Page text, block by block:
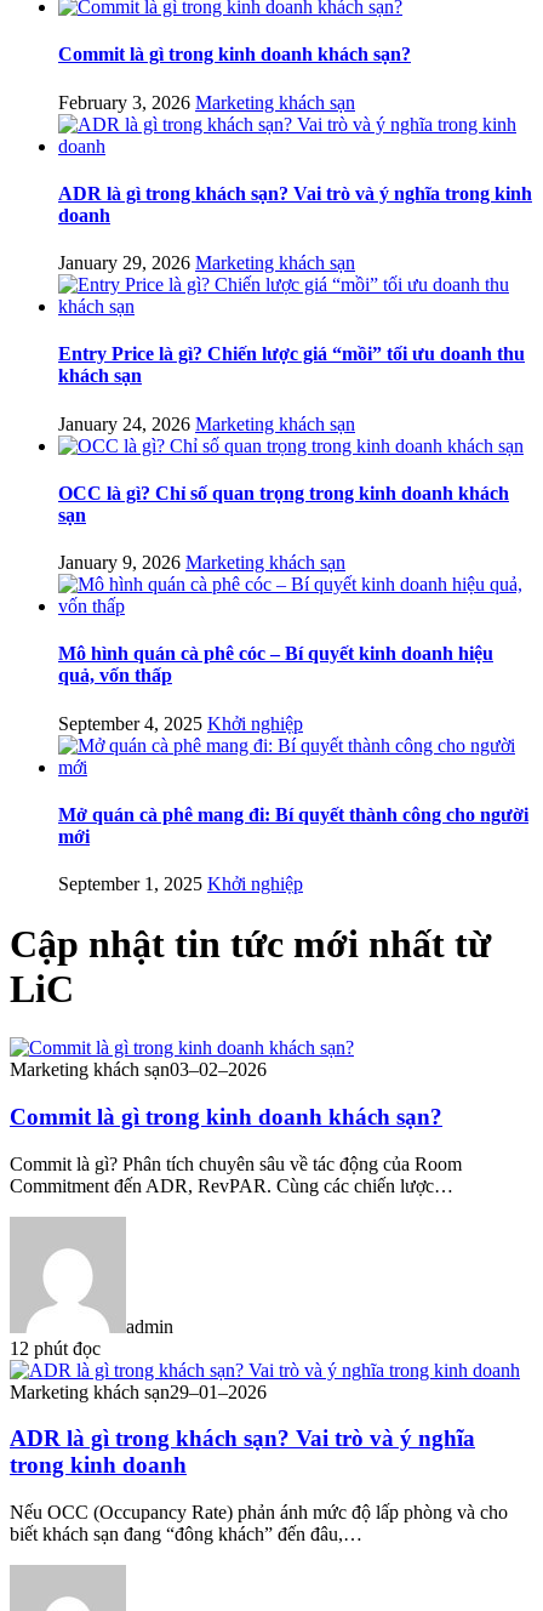
Commit là gì trong kinh doanh khách sạn?
February 3, 2026 Marketing khách sạn
ADR là gì trong khách sạn? Vai trò và ý nghĩa trong kinh
doanh
January 29, 2026 Marketing khách sạn
Entry Price là gì? Chiến lược giá “mồi” tối ưu doanh thu
khách sạn
January 24, 2026 Marketing khách sạn
OCC là gì? Chỉ số quan trọng trong kinh doanh khách
sạn
January 9, 2026 Marketing khách sạn
Mô hình quán cà phê cóc – Bí quyết kinh doanh hiệu
quả, vốn thấp
September 4, 2025 Khởi nghiệp
Mở quán cà phê mang đi: Bí quyết thành công cho người
mới
September 1, 2025 Khởi nghiệp
Cập nhật tin tức mới nhất từ
LiC
Marketing khách sạn03–02–2026
Commit là gì trong kinh doanh khách sạn?
Commit là gì? Phân tích chuyên sâu về tác động của Room
Commitment đến ADR, RevPAR. Cùng các chiến lược…
admin
12 phút đọc
Marketing khách sạn29–01–2026
ADR là gì trong khách sạn? Vai trò và ý nghĩa
trong kinh doanh
Nếu OCC (Occupancy Rate) phản ánh mức độ lấp phòng và cho
biết khách sạn đang “đông khách” đến đâu,…